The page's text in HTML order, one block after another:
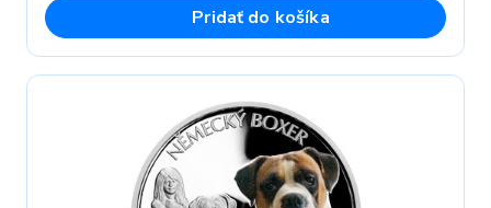
Pridať do košíka